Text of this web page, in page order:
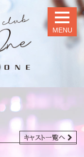
MENU
キャスト一覧へ